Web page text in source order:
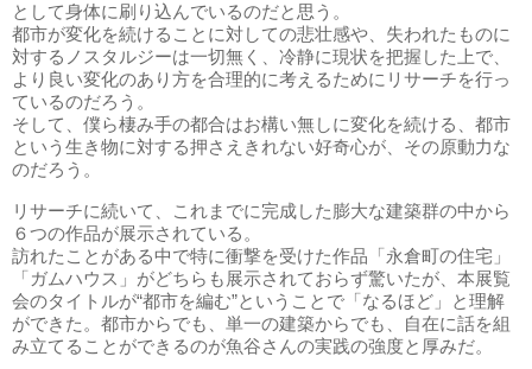
として身体に刷り込んでいるのだと思う。
都市が変化を続けることに対しての悲壮感や、失われたものに
対するノスタルジーは一切無く、冷静に現状を把握した上で、
より良い変化のあり方を合理的に考えるためにリサーチを行っ
ているのだろう。
そして、僕ら棲み手の都合はお構い無しに変化を続ける、都市
という生き物に対する押さえきれない好奇心が、その原動力な
のだろう。
リサーチに続いて、これまでに完成した膨大な建築群の中から
６つの作品が展示されている。
訪れたことがある中で特に衝撃を受けた作品「永倉町の住宅」
「ガムハウス」がどちらも展示されておらず驚いたが、本展覧
会のタイトルが“都市を編む”ということで「なるほど」と理解
ができた。都市からでも、単一の建築からでも、自在に話を組
み立てることができるのが魚谷さんの実践の強度と厚みだ。